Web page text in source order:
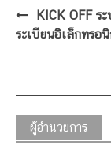
Post
navigation
KICK OFF ร
ระเบียนอิเล็กทรอ
ผู้อำนวยการ